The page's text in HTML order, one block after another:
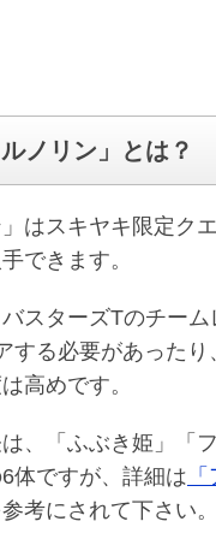
ノリン」とは？
はスキヤキ限定ク
できます。
スターズTのチー
する必要があった
高めです。
、「ふぶき姫」「
体ですが、詳細は
参考にされて下さい